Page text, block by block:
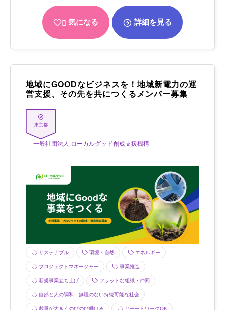
気になる 詳細を見る
地域にGOODなビジネスを！地域新電力の運
営支援、その先を共につくるメンバー募集
東京都
一般社団法人 ローカルグッド創成支援機構
サステナブル 環境・自然 エネルギー
プロジェクトマネージャー 事業推進
新規事業立ち上げ フラットな組織・仲間
自然と人の調和、無理のない持続可能な社会
裁量が大きくのびのび働ける リモートワークOK